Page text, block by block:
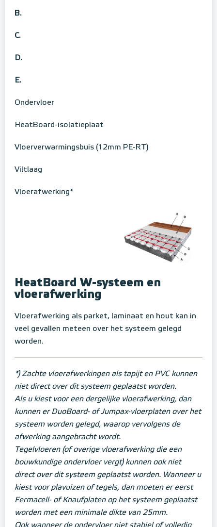
B.
C.
D.
E.
Ondervloer
HeatBoard-isolatieplaat
Vloerverwarmingsbuis (12mm PE-RT)
Viltlaag
Vloerafwerking*
HeatBoard W-systeem en
vloerafwerking
Vloerafwerking als parket, laminaat en hout kan in
veel gevallen meteen over het systeem gelegd
worden.
*) Zachte vloerafwerkingen als tapijt en PVC kunnen
niet direct over dit systeem geplaatst worden.
Als u kiest voor een dergelijke vloerafwerking, dan
kunnen er DuoBoard- of Jumpax-vloerplaten over het
systeem worden gelegd, waarop vervolgens de
afwerking aangebracht wordt.
Tegelvloeren (of overige vloerafwerking die een
bouwkundige ondervloer vergt) kunnen ook niet
direct over dit systeem geplaatst worden. Wanneer u
kiest voor plavuizen of tegels, dan moeten er eerst
Fermacell- of Knaufplaten op het systeem geplaatst
worden met een minimale dikte van 25mm.